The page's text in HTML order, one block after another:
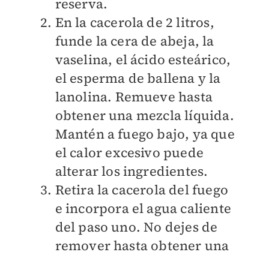
reserva.
En la cacerola de 2 litros,
funde la cera de abeja, la
vaselina, el ácido esteárico,
el esperma de ballena y la
lanolina. Remueve hasta
obtener una mezcla líquida.
Mantén a fuego bajo, ya que
el calor excesivo puede
alterar los ingredientes.
Retira la cacerola del fuego
e incorpora el agua caliente
del paso uno. No dejes de
remover hasta obtener una